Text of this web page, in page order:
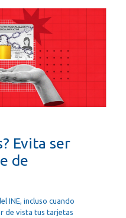
Evita ser
de
INE, incluso cuando
de vista tus tarjetas